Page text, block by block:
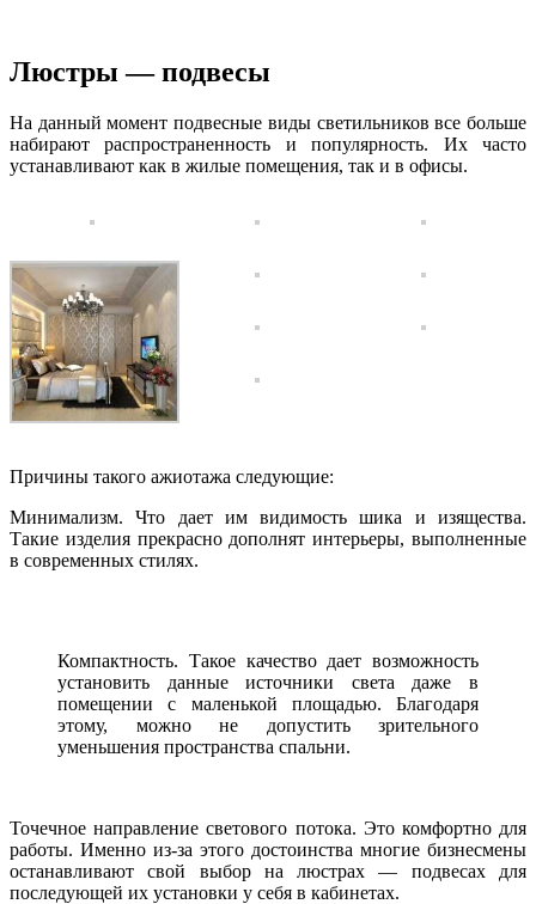
Люстры — подвесы
На данный момент подвесные виды светильников все больше
набирают распространенность и популярность. Их часто
устанавливают как в жилые помещения, так и в офисы.
Причины такого ажиотажа следующие:
Минимализм. Что дает им видимость шика и изящества.
Такие изделия прекрасно дополнят интерьеры, выполненные
в современных стилях.
Компактность. Такое качество дает возможность
установить данные источники света даже в
помещении с маленькой площадью. Благодаря
этому, можно не допустить зрительного
уменьшения пространства спальни.
Точечное направление светового потока. Это комфортно для
работы. Именно из-за этого достоинства многие бизнесмены
останавливают свой выбор на люстрах — подвесах для
последующей их установки у себя в кабинетах.